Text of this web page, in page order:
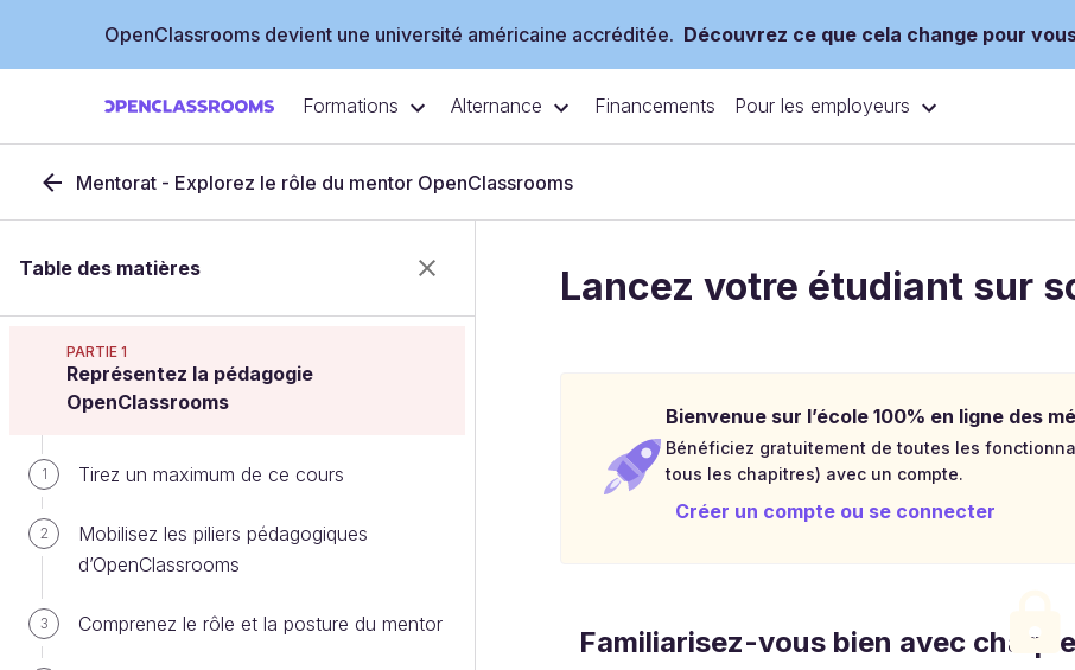
OpenClassrooms devient une université américaine accréditée. Découvrez ce que cela change pour
Formations Alternance Financements Pour les employeurs
Mentorat - Explorez le rôle du mentor OpenClassrooms
Table des matières
PARTIE 1
Représentez la pédagogie
OpenClassrooms
1 Tirez un maximum de ce cours
2
Mobilisez les piliers pédagogiques
d’OpenClassrooms
3 Comprenez le rôle et la posture du mentor
Lancez votre étudiant sur
Bienvenue sur l’école 100% en ligne des
Bénéficiez gratuitement de toutes les
tous les chapitres) avec un compte.
Créer un compte ou se connecter
Familiarisez-vous bien avec